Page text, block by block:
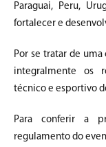
Paraguai, Peru,
fortalecer e
Por se tratar de
integralmente os
técnico e esportivo
Para conferir a
regulamento do